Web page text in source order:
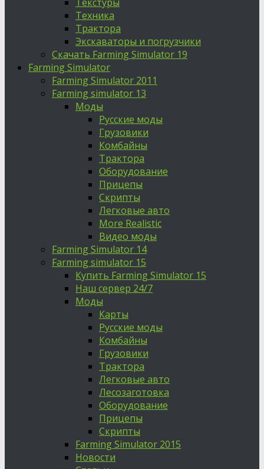
Техника
Трактора
Экскаваторы и погрузчики
Скачать Farming Simulator 19
Farming Simulator
Farming Simulator 2011
Farming simulator 13
Моды
Русские моды
Грузовики
Комбайны
Трактора
Оборудование
Прицепы
Скрипты
Легковые авто
More Realistic
Видео моды
Farming Simulator 14
Farming simulator 15
Купить Farming Simulator 15
Наш сервер 24/7
Моды
Карты
Русские моды
Комбайны
Грузовики
Трактора
Легковые авто
Лесозаготовка
Оборудование
Прицепы
Скрипты
Farming Simulator 2015
Новости